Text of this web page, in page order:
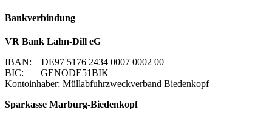
Bankverbindung
VR Bank Lahn-Dill eG
IBAN: DE97 5176 2434 0007 0002 00
BIC: GENODE51BIK
Kontoinhaber: Müllabfuhrzweckverband Biedenkopf
Sparkasse Marburg-Biedenkopf